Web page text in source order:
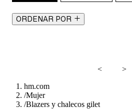
ORDENAR POR
<
>
hm.com
/Mujer
/Blazers y chalecos gilet